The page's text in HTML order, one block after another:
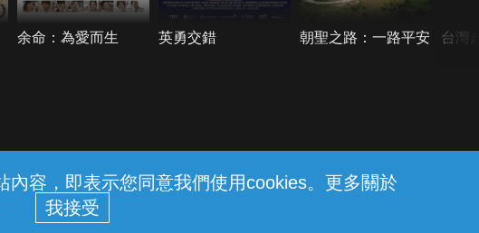
容，即表示您同意我們使用cookies。更多關於
余命：為愛而生 英勇交錯 朝聖之路：一路平安 台灣
© 2026